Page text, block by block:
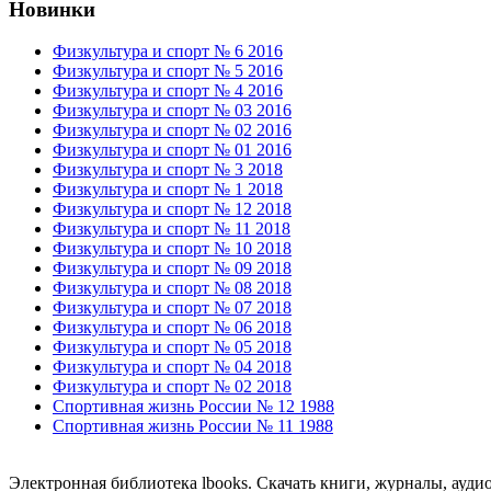
Новинки
Физкультура и спорт № 6 2016
Физкультура и спорт № 5 2016
Физкультура и спорт № 4 2016
Физкультура и спорт № 03 2016
Физкультура и спорт № 02 2016
Физкультура и спорт № 01 2016
Физкультура и спорт № 3 2018
Физкультура и спорт № 1 2018
Физкультура и спорт № 12 2018
Физкультура и спорт № 11 2018
Физкультура и спорт № 10 2018
Физкультура и спорт № 09 2018
Физкультура и спорт № 08 2018
Физкультура и спорт № 07 2018
Физкультура и спорт № 06 2018
Физкультура и спорт № 05 2018
Физкультура и спорт № 04 2018
Физкультура и спорт № 02 2018
Спортивная жизнь России № 12 1988
Спортивная жизнь России № 11 1988
Электронная библиотека lbooks. Скачать книги, журналы,